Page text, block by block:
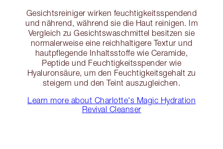
Gesichtsreiniger wirken feuchtigkeitsspendend
und nährend, während sie die Haut reinigen. Im
Vergleich zu Gesichtswaschmittel besitzen sie
normalerweise eine reichhaltigere Textur und
hautpflegende Inhaltsstoffe wie Ceramide,
Peptide und Feuchtigkeitsspender wie
Hyaluronsäure, um den Feuchtigkeitsgehalt zu
steigern und den Teint auszugleichen.
Learn more about Charlotte's Magic Hydration
Revival Cleanser